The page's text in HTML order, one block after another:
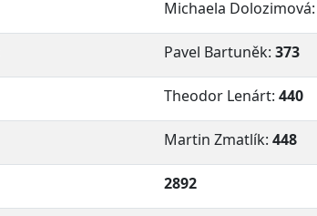
Michaela Dolozimová:
Pavel Bartuněk: 373
Theodor Lenárt: 440
Martin Zmatlík: 448
2892